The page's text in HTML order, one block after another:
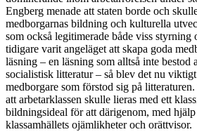
Engberg menade att staten borde och
medborgarnas bildning och kulturella
som också legitimerade både viss styrning
tidigare varit angeläget att skapa goda
läsning – en läsning som alltså inte bestod
socialistisk litteratur – så blev det nu
medborgare som förstod sig på
att arbetarklassen skulle lieras med ett
bildningsideal för att därigenom, med
klassamhällets ojämlikheter och orättvisor.